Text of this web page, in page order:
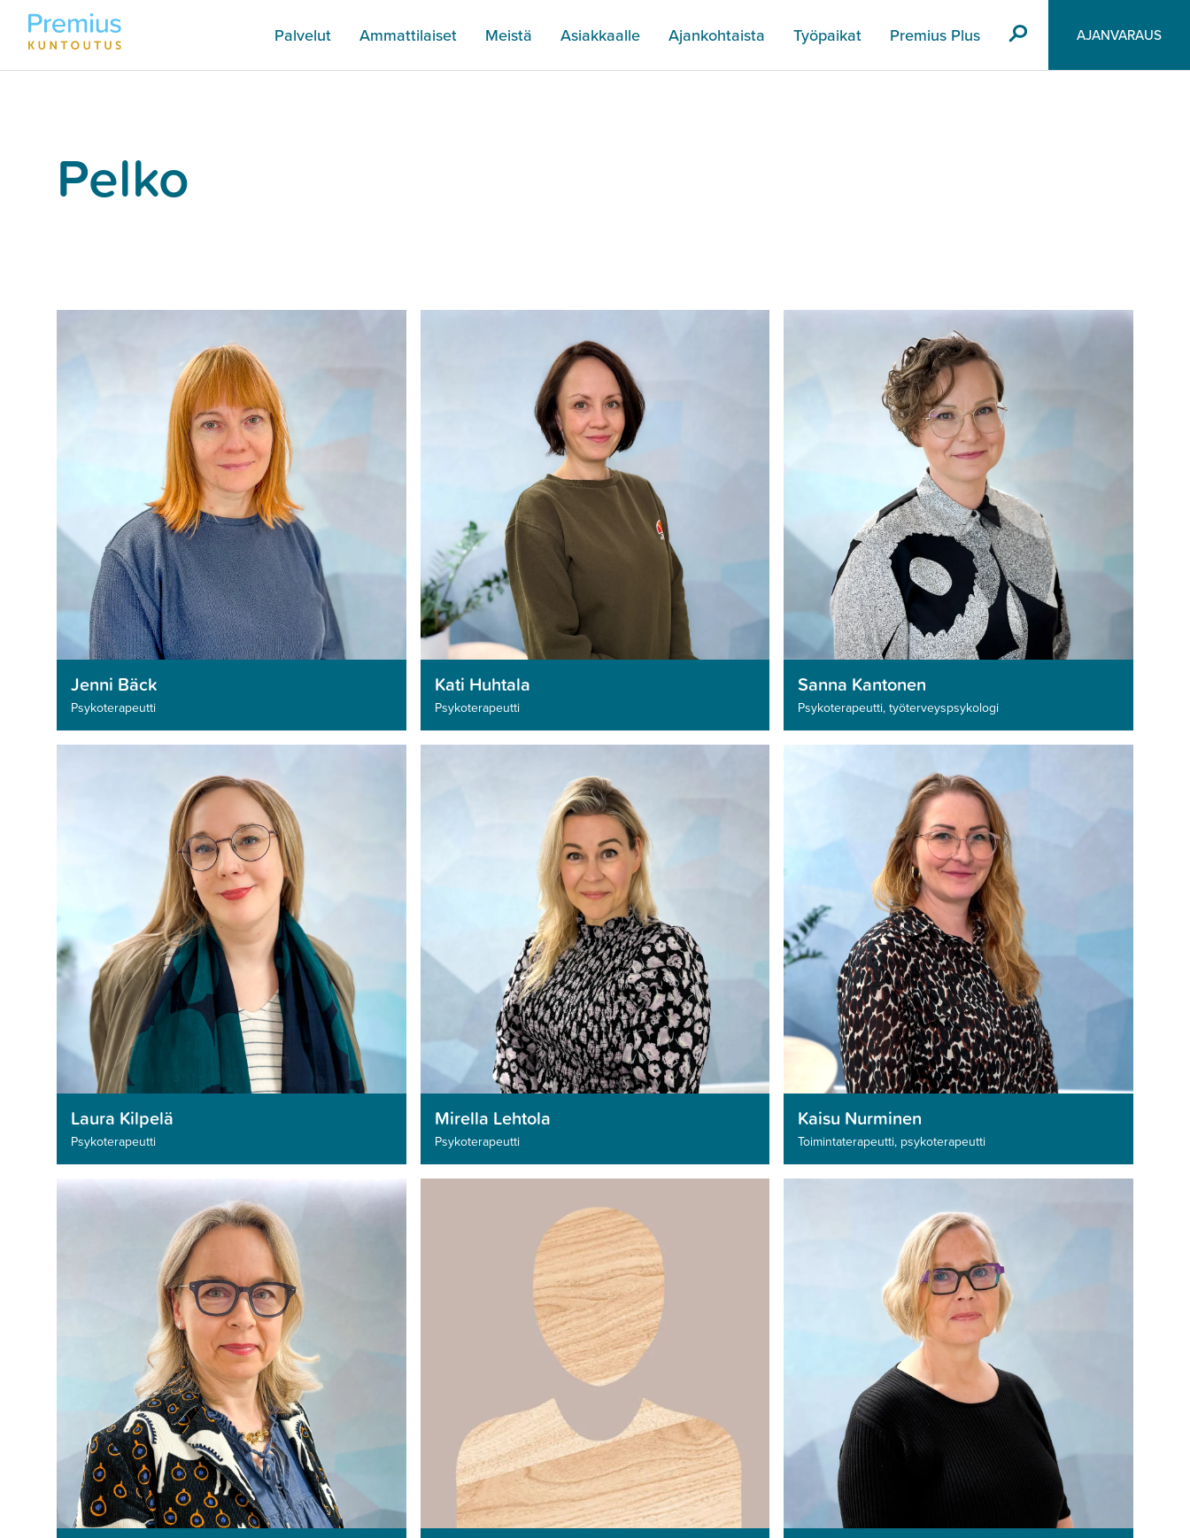
Palvelut Ammattilaiset Meistä Asiakkaalle Ajankohtaista Työpaikat Premius Plus AJANVARAUS
Pelko
Jenni Bäck
Psykoterapeutti­
Kati Huhtala
Psykoterapeutti­
Sanna Kantonen
Psykoterapeutti, työterveyspsykologi
Laura Kilpelä
Psykoterapeutti
Mirella Lehtola
Psykoterapeutti­
Kaisu Nurminen
Toimintatera­peutti, psyko­tera­peutti­